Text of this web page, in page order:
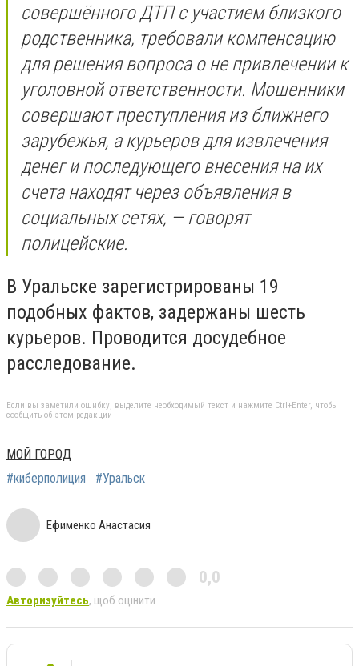
совершённого ДТП с участием близкого
родственника, требовали компенсацию
для решения вопроса о не привлечении к
уголовной ответственности. Мошенники
совершают преступления из ближнего
зарубежья, а курьеров для извлечения
денег и последующего внесения на их
счета находят через объявления в
социальных сетях, — говорят
полицейские.
В Уральске зарегистрированы 19
подобных фактов, задержаны шесть
курьеров. Проводится досудебное
расследование.
Если вы заметили ошибку, выделите необходимый текст и нажмите Ctrl+Enter, чтобы
сообщить об этом редакции
МОЙ ГОРОД
#киберполиция
#Уральск
Ефименко Анастасия
0,0
Авторизуйтесь, щоб оцінити